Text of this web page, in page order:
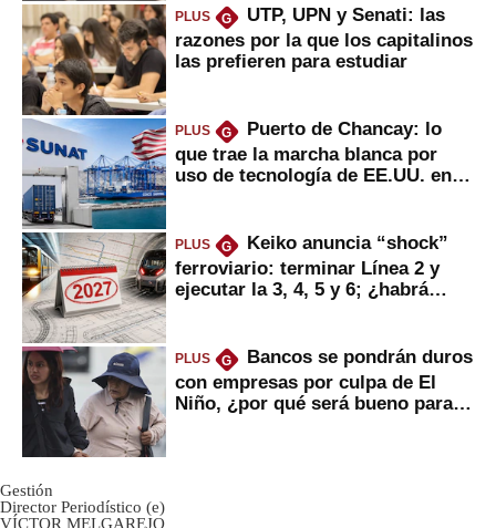
PLUS G
UTP, UPN y Senati: las
razones por la que los capitalinos
las prefieren para estudiar
PLUS G
Puerto de Chancay: lo
que trae la marcha blanca por
uso de tecnología de EE.UU. en
PLUS G
Keiko anuncia “shock”
ferroviario: terminar Línea 2 y
ejecutar la 3, 4, 5 y 6; ¿habrá
PLUS G
Bancos se pondrán duros
con empresas por culpa de El
Niño, ¿por qué será bueno para
Gestión
Director Periodístico (e)
VÍCTOR MELGAREJO